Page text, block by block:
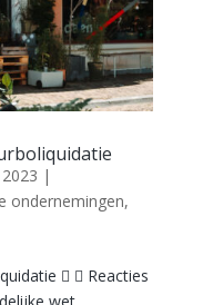
|
ondernemingen,
  Reacties